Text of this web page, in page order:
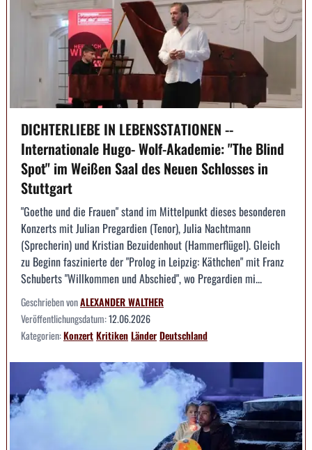
DICHTERLIEBE IN LEBENSSTATIONEN --
Internationale Hugo- Wolf-Akademie: "The Blind
Spot" im Weißen Saal des Neuen Schlosses in
Stuttgart
"Goethe und die Frauen" stand im Mittelpunkt dieses besonderen
Konzerts mit Julian Pregardien (Tenor), Julia Nachtmann
(Sprecherin) und Kristian Bezuidenhout (Hammerflügel). Gleich
zu Beginn faszinierte der "Prolog in Leipzig: Käthchen" mit Franz
Schuberts "Willkommen und Abschied", wo Pregardien mi...
Geschrieben vonALEXANDER WALTHER
Veröffentlichungsdatum:12.06.2026
Kategorien:KonzertKritikenLänderDeutschland